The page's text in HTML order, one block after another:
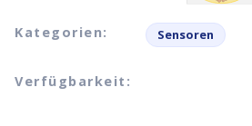
Kategorien: Sensoren
Verfügbarkeit: